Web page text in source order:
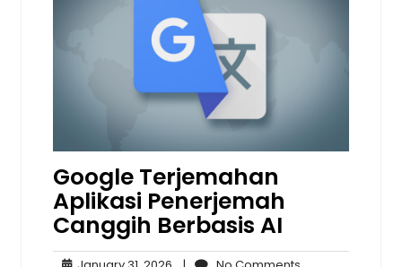
Google Terjemahan
Aplikasi Penerjemah
Canggih Berbasis AI